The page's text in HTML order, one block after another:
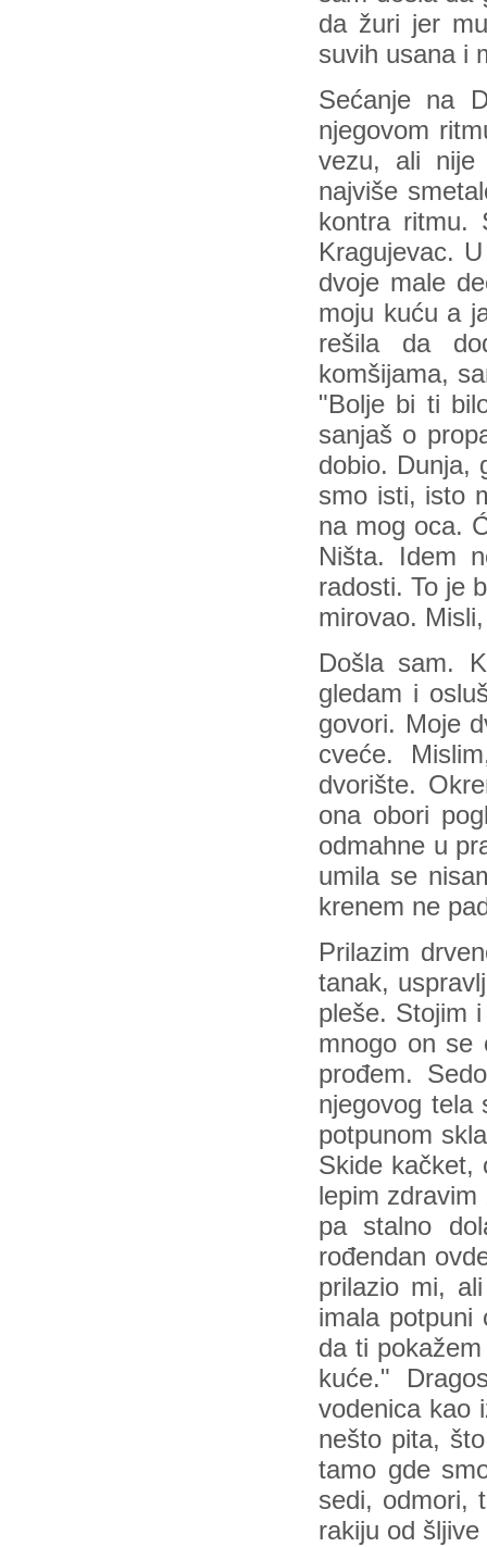
da žuri jer
suvih usana i
Sećanje na
njegovom
vezu, ali nije
najviše
kontra ritmu.
Kragujevac.
dvoje male
moju kuću a
rešila da
komšijama,
"Bolje bi ti
sanjaš o
dobio. Dunja,
smo isti, isto
na mog oca.
Ništa. Idem
radosti. To je
mirovao.
Došla sam.
gledam i
govori. Moje
cveće.
dvorište.
ona obori
odmahne u
umila se
krenem ne
Prilazim
tanak,
pleše. Stojim
mnogo on se
prođem.
njegovog tela
potpunom
Skide kačket,
lepim
pa stalno
rođendan
prilazio mi,
imala potpuni
da ti
kuće."
vodenica kao
nešto pita,
tamo gde
sedi, odmori,
rakiju od